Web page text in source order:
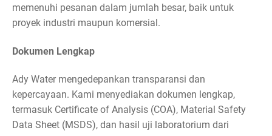
memenuhi pesanan dalam jumlah besar, baik untuk
proyek industri maupun komersial.
Dokumen Lengkap
Ady Water mengedepankan transparansi dan
kepercayaan. Kami menyediakan dokumen lengkap,
termasuk Certificate of Analysis (COA), Material Safety
Data Sheet (MSDS), dan hasil uji laboratorium dari